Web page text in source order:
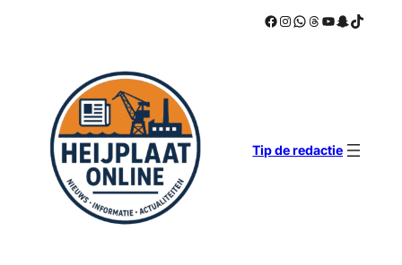
Facebook
Instagram
WhatsApp
Threads
YouTube
Snapchat
TikTok
Tip de redactie